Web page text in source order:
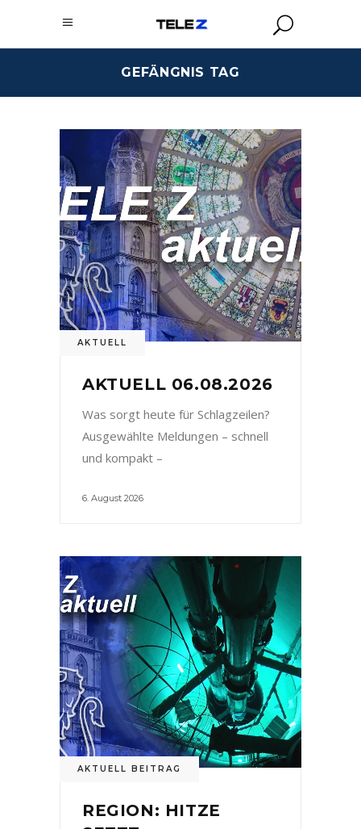
GEFÄNGNIS TAG
AKTUELL
AKTUELL 06.08.2026
Was sorgt heute für Schlagzeilen?
Ausgewählte Meldungen – schnell
und kompakt –
6. August 2026
AKTUELL BEITRAG
REGION: HITZE